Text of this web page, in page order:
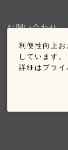
利便性向上
しています。
詳細はプライ
お問い合わせ
採用情報
お問い合わ